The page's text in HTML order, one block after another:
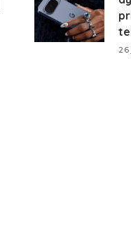
26